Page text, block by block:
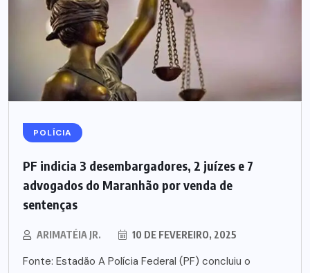
POLÍCIA
PF indicia 3 desembargadores, 2 juízes e 7
advogados do Maranhão por venda de
sentenças
ARIMATÉIA JR. 10 DE FEVEREIRO, 2025
Fonte: Estadão A Polícia Federal (PF) concluiu o